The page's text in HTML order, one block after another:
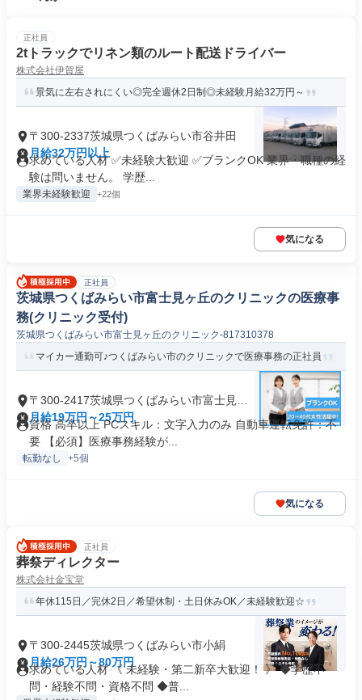
正社員
2tトラックでリネン類のルート配送ドライバー
株式会社伊賀屋
景気に左右されにくい◎完全週休2日制◎未経験月給32万円～
〒300-2337茨城県つくばみらい市谷井田
月給32万円以上
求めている人材 ✅未経験大歓迎 ✅ブランクOK 業界・職種の経
験は問いません。 学歴...
業界未経験歓迎 +22個
気になる
正社員
茨城県つくばみらい市富士見ヶ丘のクリニックの医療事
務(クリニック受付)
茨城県つくばみらい市富士見ヶ丘のクリニック-817310378
マイカー通勤可♪つくばみらい市のクリニックで医療事務の正社員
〒300-2417茨城県つくばみらい市富士見ヶ
丘
月給19万円～25万円
資格 高卒以上 PCスキル：文字入力のみ 自動車運転免許：不
要 【必須】医療事務経験が...
転勤なし +5個
気になる
正社員
葬祭ディレクター
株式会社金宝堂
年休115日／完休2日／希望休制・土日休みOK／未経験歓迎☆
〒300-2445茨城県つくばみらい市小絹
月給26万円～80万円
求めている人材 《 未経験・第二新卒大歓迎！ 》 ◆学歴不
問・経験不問・資格不問 ◆普...